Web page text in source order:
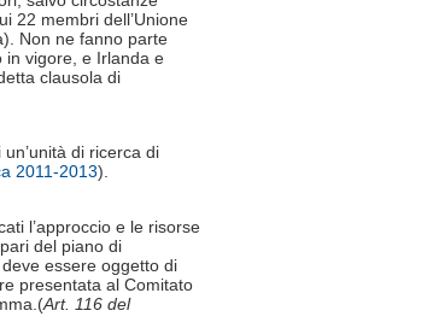
22 membri dell’Unione
Non ne fanno parte
in vigore, e Irlanda e
clausola di
di ricerca di
2011-2013).
l’approccio e le risorse
del piano di
essere oggetto di
presentata al Comitato
Art. 116 del